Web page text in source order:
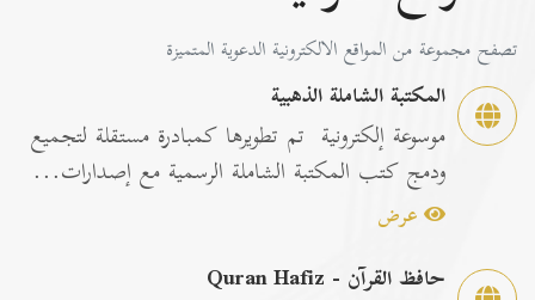
تصفح مجموعة من المواقع الالكترونية الدعوية المتميزة
المكتبة الشاملة الذهبية
موسوعة إلكترونية تم تطويرها كمبادرة مستقلة لتجميع
ودمج كتب المكتبة الشاملة الرسمية مع إصدارات...
عرض
حافظ القرآن - Quran Hafiz